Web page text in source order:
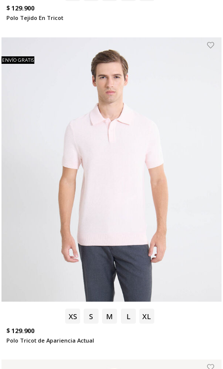
$ 129.900
Polo Tejido En Tricot
XS S M L XL
ENVÍO GRATIS
$ 129.900
Polo Tricot de Apariencia Actual